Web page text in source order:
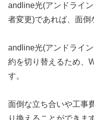
andline光(アンドライ
者変更)であれば、面倒
andline光(アンドライ
約を切り替えるため、
す。
面倒な立ち合いや工事
り換えることができま